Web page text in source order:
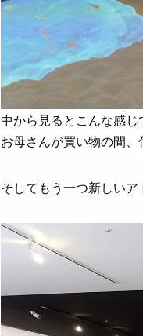
中から見るとこんな感じ
お母さんが買い物の間、
そしてもう一つ新しいア